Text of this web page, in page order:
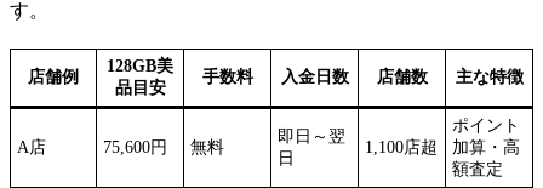
す。
店舗例
128GB美
品目安
手数料 入金日数 店舗数 主な特徴
A店 75,600円 無料
即日～翌
日
1,100店超
ポイント
加算・高
額査定